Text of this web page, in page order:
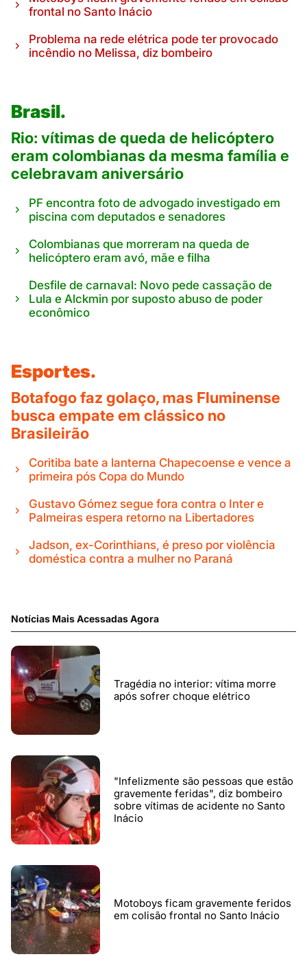
frontal no Santo Inácio
Problema na rede elétrica pode ter provocado
incêndio no Melissa, diz bombeiro
Brasil.
Rio: vítimas de queda de helicóptero
eram colombianas da mesma família e
celebravam aniversário
PF encontra foto de advogado investigado em
piscina com deputados e senadores
Colombianas que morreram na queda de
helicóptero eram avó, mãe e filha
Desfile de carnaval: Novo pede cassação de
Lula e Alckmin por suposto abuso de poder
econômico
Esportes.
Botafogo faz golaço, mas Fluminense
busca empate em clássico no
Brasileirão
Coritiba bate a lanterna Chapecoense e vence a
primeira pós Copa do Mundo
Gustavo Gómez segue fora contra o Inter e
Palmeiras espera retorno na Libertadores
Jadson, ex-Corinthians, é preso por violência
doméstica contra a mulher no Paraná
Notícias Mais Acessadas Agora
Tragédia no interior: vítima morre
após sofrer choque elétrico
"Infelizmente são pessoas que estão
gravemente feridas", diz bombeiro
sobre vítimas de acidente no Santo
Inácio
Motoboys ficam gravemente feridos
em colisão frontal no Santo Inácio